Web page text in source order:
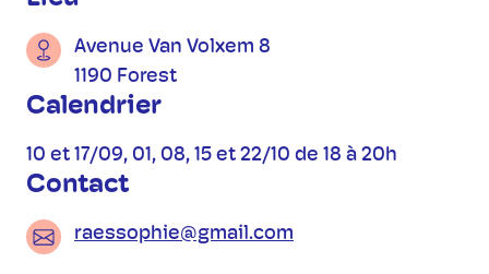
Avenue Van Volxem 8
1190 Forest
Calendrier
10 et 17/09, 01, 08, 15 et 22/10 de 18 à 20h
Contact
raessophie@gmail.com